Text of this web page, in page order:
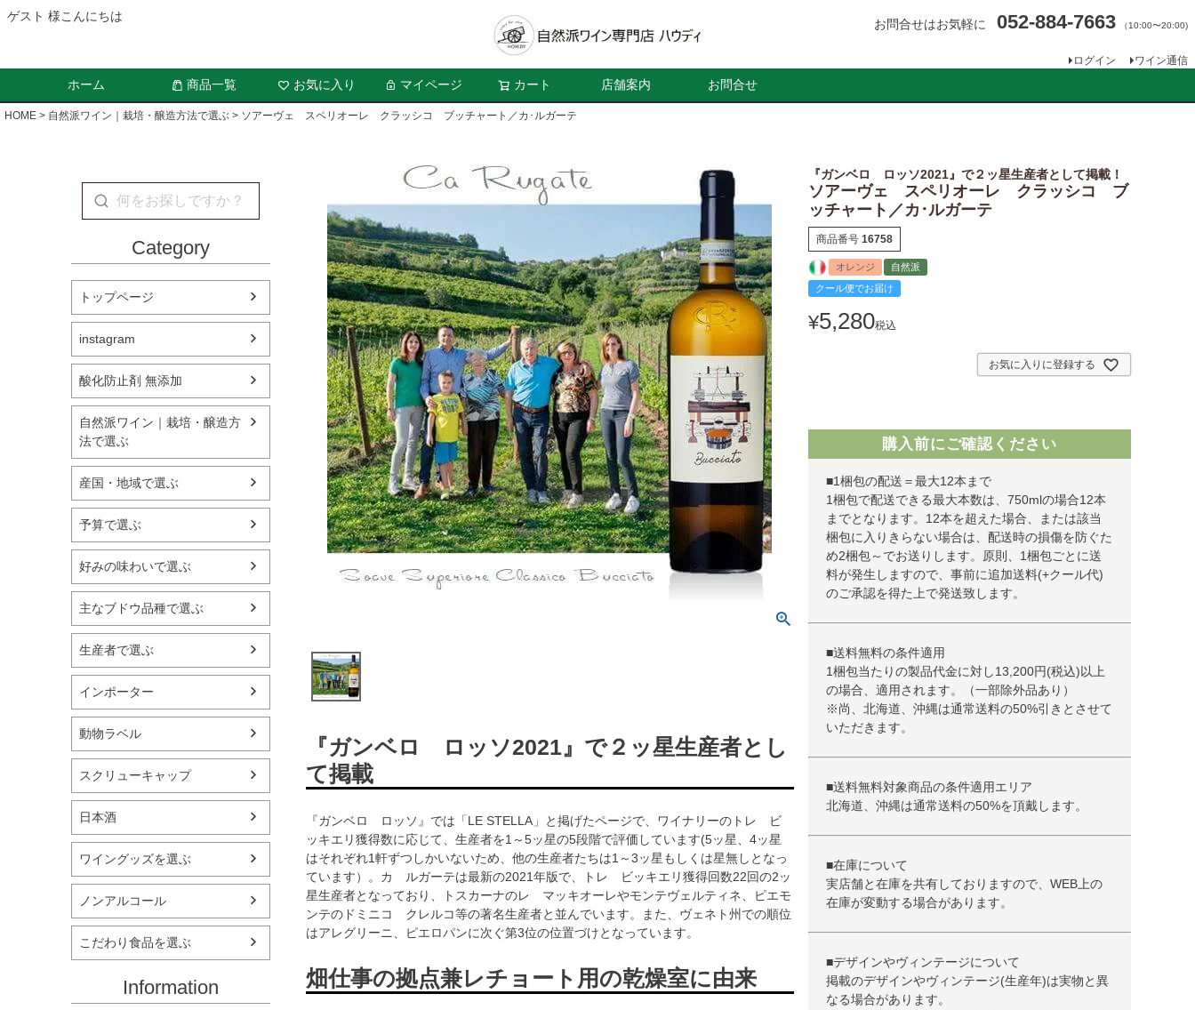
ゲスト 様こんにちは
お問合せはお気軽に 052-884-7663 （10:00〜20:00)
ログイン ワイン通信
ホーム 商品一覧 お気に入り マイページ カート 店舗案内 お問合せ
HOME 自然派ワイン｜栽培・醸造方法で選ぶ ソアーヴェ スペリオーレ クラッシコ ブッチャート／カ･ルガーテ
Category
トップページ
instagram
酸化防止剤 無添加
自然派ワイン｜栽培・醸造方
法で選ぶ
産国・地域で選ぶ
予算で選ぶ
好みの味わいで選ぶ
主なブドウ品種で選ぶ
生産者で選ぶ
インポーター
動物ラベル
スクリューキャップ
日本酒
ワイングッズを選ぶ
ノンアルコール
こだわり食品を選ぶ
Information
『ガンベロ ロッソ2021』で２ッ星生産者とし
て掲載
『ガンベロ ロッソ』では「LE STELLA」と掲げたページで、ワイナリーのトレ ビ
ッキエリ獲得数に応じて、生産者を1～5ッ星の5段階で評価しています(5ッ星、4ッ星
はそれぞれ1軒ずつしかいないため、他の生産者たちは1～3ッ星もしくは星無しとなっ
ています）。カ ルガーテは最新の2021年版で、トレ ビッキエリ獲得回数22回の2ッ
星生産者となっており、トスカーナのレ マッキオーレやモンテヴェルティネ、ピエモ
ンテのドミニコ クレルコ等の著名生産者と並んでいます。また、ヴェネト州での順位
はアレグリーニ、ピエロパンに次ぐ第3位の位置づけとなっています。
畑仕事の拠点兼レチョート用の乾燥室に由来
『ガンベロ ロッソ2021』で２ッ星生産者として掲載！
ソアーヴェ スペリオーレ クラッシコ ブ
ッチャート／カ･ルガーテ
商品番号 16758
オレンジ
自然派
クール便でお届け
¥5,280税込
お気に入りに登録する
購入前にご確認ください
■1梱包の配送＝最大12本まで
1梱包で配送できる最大本数は、750mlの場合12本
までとなります。12本を超えた場合、または該当
梱包に入りきらない場合は、配送時の損傷を防ぐた
め2梱包～でお送りします。原則、1梱包ごとに送
料が発生しますので、事前に追加送料(+クール代)
のご承認を得た上で発送致します。
■送料無料の条件適用
1梱包当たりの製品代金に対し13,200円(税込)以上
の場合、適用されます。（一部除外品あり）
※尚、北海道、沖縄は通常送料の50%引きとさせて
いただきます。
■送料無料対象商品の条件適用エリア
北海道、沖縄は通常送料の50%を頂戴します。
■在庫について
実店舗と在庫を共有しておりますので、WEB上の
在庫が変動する場合があります。
■デザインやヴィンテージについて
掲載のデザインやヴィンテージ(生産年)は実物と異
なる場合があります。